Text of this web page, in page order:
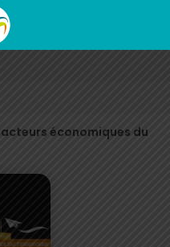
économiques du